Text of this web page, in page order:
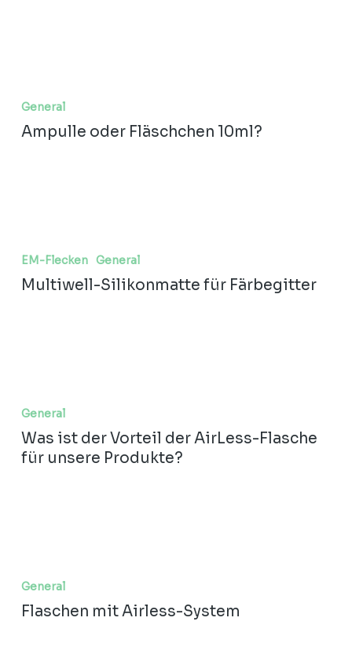
oder
Fläschchen
10ml?
General
Ampulle oder Fläschchen 10ml?
Silikonmatte
für
Färbegitter
EM-Flecken General
Multiwell-Silikonmatte für Färbegitter
ist
der
Vorteil
der
General
Was ist der Vorteil der AirLess-Flasche
für unsere Produkte?
mit
Airless-
System
General
Flaschen mit Airless-System